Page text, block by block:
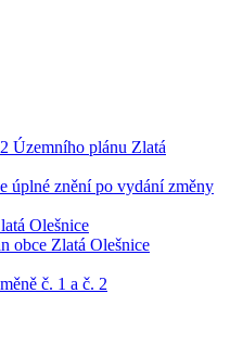
Územního plánu Zlatá
úplné znění po vydání změny
Olešnice
obce Zlatá Olešnice
č. 1 a č. 2